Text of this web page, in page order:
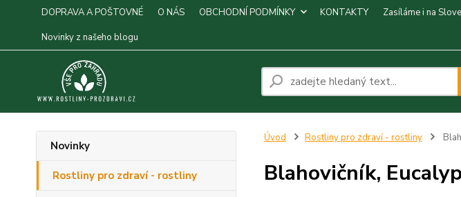
DOPRAVA A POŠTOVNÉ O NÁS OBCHODNÍ PODMÍNKY KONTAKTY Zasíláme i na
Novinky z našeho blogu
Novinky
Rostliny pro zdraví - rostliny
Úvod Rostliny pro zdraví - rostliny
Blahovičník,